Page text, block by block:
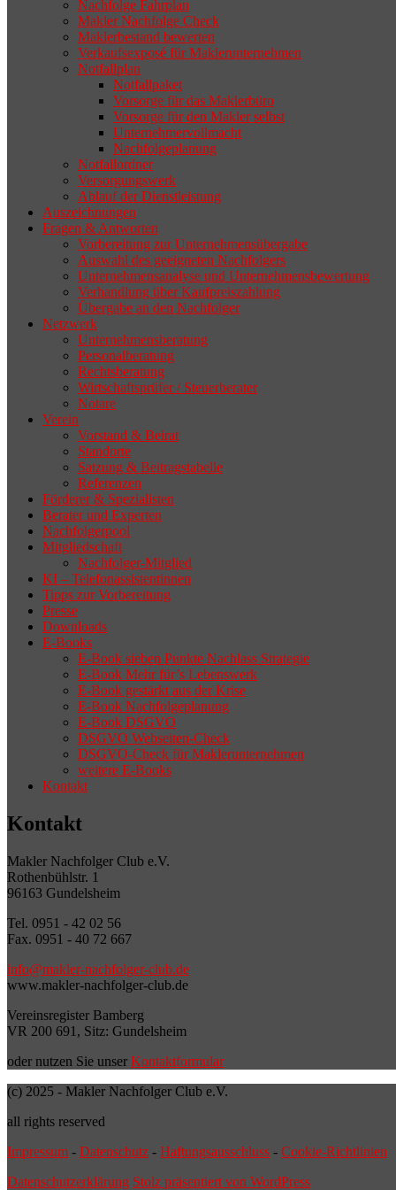
Nachfolge Fahrplan
Makler Nachfolge Check
Maklerbestand bewerten
Verkaufsexposé für Maklerunternehmen
Notfallplan
Notfallpaket
Vorsorge für das Maklerbüro
Vorsorge für den Makler selbst
Unternehmervollmacht
Nachfolgeplanung
Notfallordner
Versorgungswerk
Ablauf der Dienstleistung
Auszeichnungen
Fragen & Antworten
Vorbereitung zur Unternehmensübergabe
Auswahl des geeigneten Nachfolgers
Unternehmensanalyse und Unternehmensbewertung
Verhandlung über Kaufpreiszahlung
Übergabe an den Nachfolger
Netzwerk
Unternehmensberatung
Personalberatung
Rechtsberatung
Wirtschaftsprüfer / Steuerberater
Notare
Verein
Vorstand & Beirat
Standorte
Satzung & Beitragstabelle
Referenzen
Förderer & Spezialisten
Berater und Experten
Nachfolgerpool
Mitgliedschaft
Nachfolger-Mitglied
KI – Telefonassistentinnen
Tipps zur Vorbereitung
Presse
Downloads
E-Books
E-Book sieben Punkte Nachlass Strategie
E-Book Mehr für’s Lebenswerk
E-Book gestärkt aus der Krise
E-Book Nachfolgeplanung
E-Book DSGVO
DSGVO Webseiten-Check
DSGVO-Check für Maklerunternehmen
weitere E-Books
Kontakt
Kontakt
Makler Nachfolger Club e.V.
Rothenbühlstr. 1
96163 Gundelsheim
Tel. 0951 - 42 02 56
Fax. 0951 - 40 72 667
info@makler-nachfolger-club.de
www.makler-nachfolger-club.de
Vereinsregister Bamberg
VR 200 691, Sitz: Gundelsheim
oder nutzen Sie unser Kontaktformular
(c) 2025 - Makler Nachfolger Club e.V.
all rights reserved
Impressum - Datenschutz - Haftungsausschluss - Cookie-Richtlinien
Datenschutzerklärung Stolz präsentiert von WordPress